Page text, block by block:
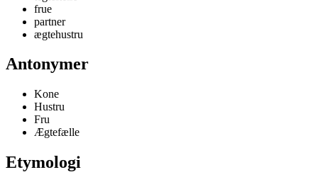
frue
partner
ægtehustru
Antonymer
Kone
Hustru
Fru
Ægtefælle
Etymologi